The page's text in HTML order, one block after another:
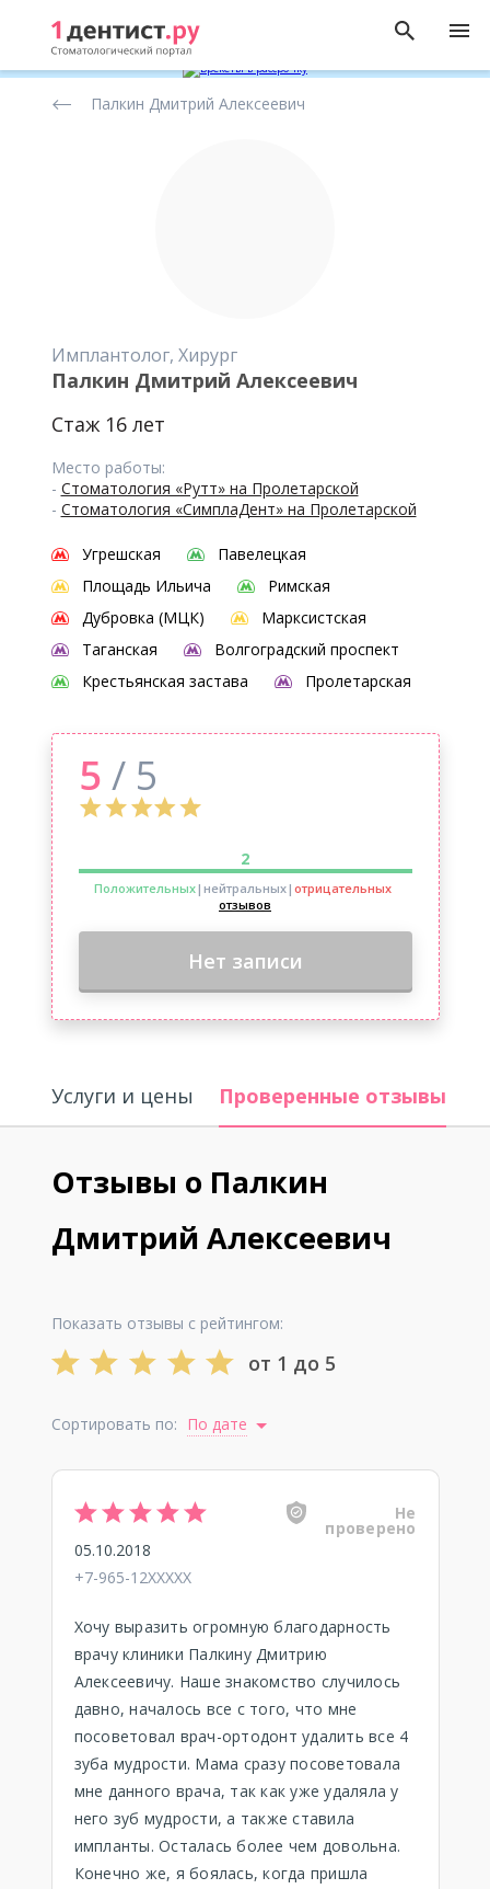
стоматологов
Палкин Дмитрий Алексеевич
Имплантолог, Хирург
Палкин Дмитрий Алексеевич
Стаж 16 лет
Место работы:
- Стоматология «Рутт» на Пролетарской
- Стоматология «СимплаДент» на Пролетарской
Угрешская
Павелецкая
Площадь Ильича
Римская
Дубровка (МЦК)
Марксистская
Таганская
Волгоградский проспект
Крестьянская застава
Пролетарская
5 / 5
2
Положительных|нейтральных| отрицательных
отзывов
Нет записи
Услуги и цены Проверенные отзывы
Отзывы о Палкин
Дмитрий Алексеевич
Показать отзывы с рейтингом:
от 1 до 5
Сортировать по: По дате
Не
проверено
05.10.2018
+7-965-12XXXXX
Хочу выразить огромную благодарность
врачу клиники Палкину Дмитрию
Алексеевичу. Наше знакомство случилось
давно, началось все с того, что мне
посоветовал врач-ортодонт удалить все 4
зуба мудрости. Мама сразу посоветовала
мне данного врача, так как уже удаляла у
него зуб мудрости, а также ставила
импланты. Осталась более чем довольна.
Конечно же, я боялась, когда пришла